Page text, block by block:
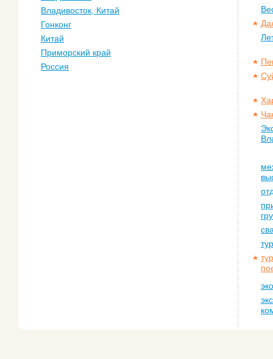
Владивосток, Китай
Гонконг
Китай
Приморский край
Россия